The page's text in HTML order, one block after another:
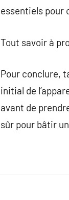
essentiels pour
Tout savoir à
Pour conclure,
initial de
avant de
sûr pour bâtir